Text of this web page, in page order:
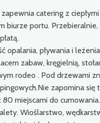
catering z
biurze portu.
opalania, pływania i
zabaw, kręgielnią,
rodeo . Pod drzewami
zapomina się
miejscami do
Wioślarstwo,